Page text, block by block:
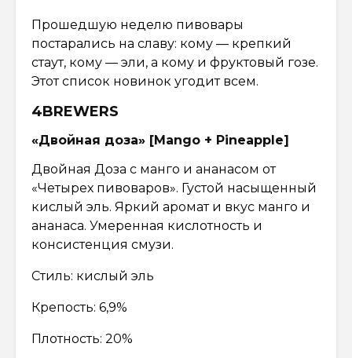
Прошедшую неделю пивовары
постарались на славу: кому — крепкий
стаут, кому — эли, а кому и фруктовый гозе.
Этот список новинок угодит всем.
4BREWERS
«Двойная доза» [Mango + Pineapple]
Двойная Доза с манго и ананасом от
«Четырех пивоваров». Густой насыщенный
кислый эль. Яркий аромат и вкус манго и
ананаса. Умеренная кислотность и
консистенция смузи.
Стиль: кислый эль
Крепость: 6,9%
Плотность: 20%